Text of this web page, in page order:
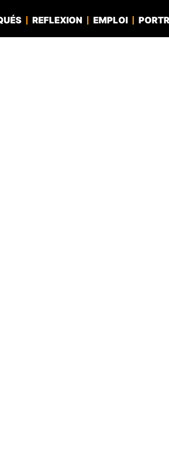
REFLEXION EMPLOI